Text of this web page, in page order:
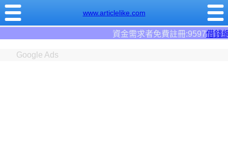
www.articlelike.com
借錢網。全台前三大借錢網站！
Google Ads